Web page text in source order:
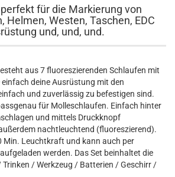
für die Markierung von
Helmen, Westen, Taschen, EDC
und, und, und.
aus 7 fluoreszierenden Schlaufen mit
deine Ausrüstung mit den
und zuverlässig zu befestigen sind.
für Molleschlaufen. Einfach hinter
und mittels Druckknopf
nachtleuchtend (fluoreszierend).
Min. Leuchtkraft und kann auch per
werden. Das Set beinhaltet die
Trinken / Werkzeug / Batterien / Geschirr /